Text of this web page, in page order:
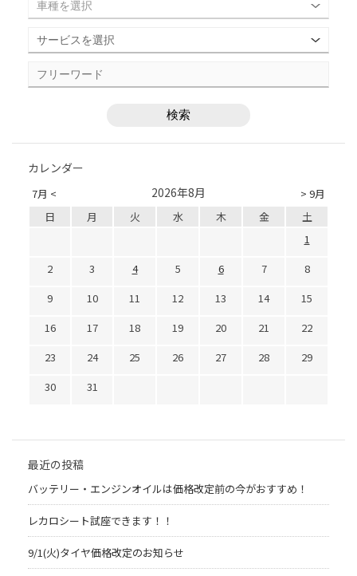
カレンダー
7月 < > 9月
2026年8月
日 月 火 水 木 金
土
1
2
3 4 5 6 7
8
9
10 11 12 13 14
15
16
17 18 19 20 21
22
23
24 25 26 27 28
29
30
31
最近の投稿
バッテリー・エンジンオイルは価格改定前の今がおすすめ！
レカロシート試座できます！！
9/1(火)タイヤ価格改定のお知らせ